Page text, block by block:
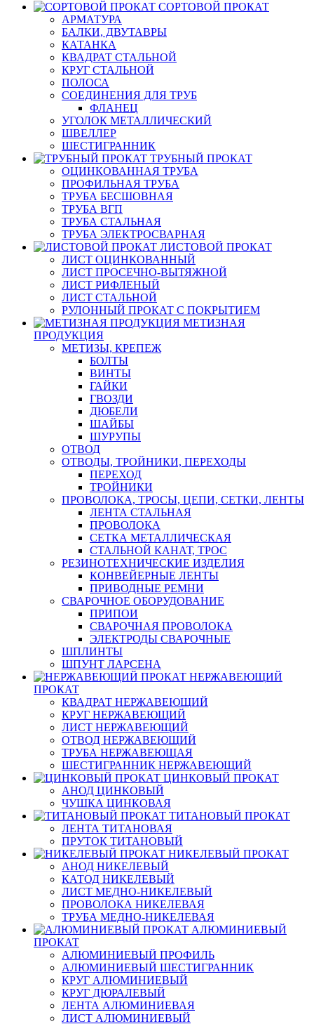
СОРТОВОЙ ПРОКАТ
АРМАТУРА
БАЛКИ, ДВУТАВРЫ
КАТАНКА
КВАДРАТ СТАЛЬНОЙ
КРУГ СТАЛЬНОЙ
ПОЛОСА
СОЕДИНЕНИЯ ДЛЯ ТРУБ
ФЛАНЕЦ
УГОЛОК МЕТАЛЛИЧЕСКИЙ
ШВЕЛЛЕР
ШЕСТИГРАННИК
ТРУБНЫЙ ПРОКАТ
ОЦИНКОВАННАЯ ТРУБА
ПРОФИЛЬНАЯ ТРУБА
ТРУБА БЕСШОВНАЯ
ТРУБА ВГП
ТРУБА СТАЛЬНАЯ
ТРУБА ЭЛЕКТРОСВАРНАЯ
ЛИСТОВОЙ ПРОКАТ
ЛИСТ ОЦИНКОВАННЫЙ
ЛИСТ ПРОСЕЧНО-ВЫТЯЖНОЙ
ЛИСТ РИФЛЕНЫЙ
ЛИСТ СТАЛЬНОЙ
РУЛОННЫЙ ПРОКАТ С ПОКРЫТИЕМ
МЕТИЗНАЯ
ПРОДУКЦИЯ
МЕТИЗЫ, КРЕПЕЖ
БОЛТЫ
ВИНТЫ
ГАЙКИ
ГВОЗДИ
ДЮБЕЛИ
ШАЙБЫ
ШУРУПЫ
ОТВОД
ОТВОДЫ, ТРОЙНИКИ, ПЕРЕХОДЫ
ПЕРЕХОД
ТРОЙНИКИ
ПРОВОЛОКА, ТРОСЫ, ЦЕПИ, СЕТКИ, ЛЕНТЫ
ЛЕНТА СТАЛЬНАЯ
ПРОВОЛОКА
СЕТКА МЕТАЛЛИЧЕСКАЯ
СТАЛЬНОЙ КАНАТ, ТРОС
РЕЗИНОТЕХНИЧЕСКИЕ ИЗДЕЛИЯ
КОНВЕЙЕРНЫЕ ЛЕНТЫ
ПРИВОДНЫЕ РЕМНИ
СВАРОЧНОЕ ОБОРУДОВАНИЕ
ПРИПОИ
СВАРОЧНАЯ ПРОВОЛОКА
ЭЛЕКТРОДЫ СВАРОЧНЫЕ
ШПЛИНТЫ
ШПУНТ ЛАРСЕНА
НЕРЖАВЕЮЩИЙ
ПРОКАТ
КВАДРАТ НЕРЖАВЕЮЩИЙ
КРУГ НЕРЖАВЕЮЩИЙ
ЛИСТ НЕРЖАВЕЮЩИЙ
ОТВОД НЕРЖАВЕЮЩИЙ
ТРУБА НЕРЖАВЕЮЩАЯ
ШЕСТИГРАННИК НЕРЖАВЕЮЩИЙ
ЦИНКОВЫЙ ПРОКАТ
АНОД ЦИНКОВЫЙ
ЧУШКА ЦИНКОВАЯ
ТИТАНОВЫЙ ПРОКАТ
ЛЕНТА ТИТАНОВАЯ
ПРУТОК ТИТАНОВЫЙ
НИКЕЛЕВЫЙ ПРОКАТ
АНОД НИКЕЛЕВЫЙ
КАТОД НИКЕЛЕВЫЙ
ЛИСТ МЕДНО-НИКЕЛЕВЫЙ
ПРОВОЛОКА НИКЕЛЕВАЯ
ТРУБА МЕДНО-НИКЕЛЕВАЯ
АЛЮМИНИЕВЫЙ
ПРОКАТ
АЛЮМИНИЕВЫЙ ПРОФИЛЬ
АЛЮМИНИЕВЫЙ ШЕСТИГРАННИК
КРУГ АЛЮМИНИЕВЫЙ
КРУГ ДЮРАЛЕВЫЙ
ЛЕНТА АЛЮМИНИЕВАЯ
ЛИСТ АЛЮМИНИЕВЫЙ